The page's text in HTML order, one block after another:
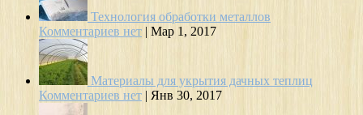
Технология обработки металлов
Комментариев нет | Мар 1, 2017
Материалы для укрытия дачных теплиц
Комментариев нет | Янв 30, 2017